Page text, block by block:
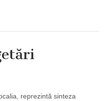
reprezintă sinteza